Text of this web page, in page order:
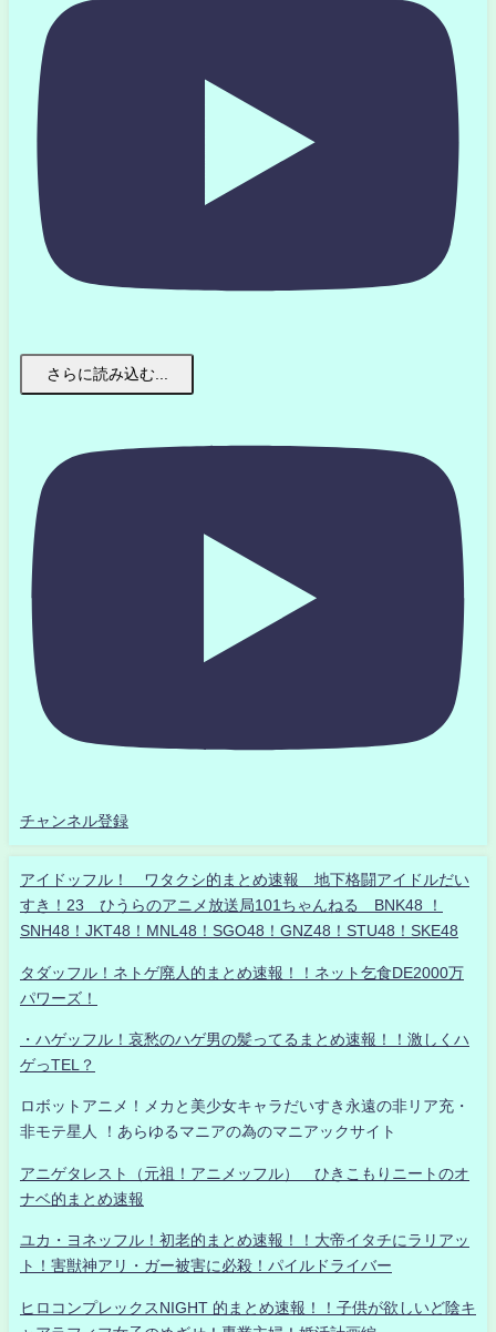
さらに読み込む...
チャンネル登録
アイドッフル！ ワタクシ的まとめ速報 地下格闘アイドルだい
すき！23 ひうらのアニメ放送局101ちゃんねる BNK48 ！
SNH48！JKT48！MNL48！SGO48！GNZ48！STU48！SKE48
タダッフル！ネトゲ廃人的まとめ速報！！ネット乞食DE2000万
パワーズ！
・ハゲッフル！哀愁のハゲ男の髪ってるまとめ速報！！激しくハ
ゲっTEL？
ロボットアニメ！メカと美少女キャラだいすき永遠の非リア充・
非モテ星人 ！あらゆるマニアの為のマニアックサイト
アニゲタレスト（元祖！アニメッフル） ひきこもりニートのオ
ナベ的まとめ速報
ユカ・ヨネッフル！初老的まとめ速報！！大帝イタチにラリアッ
ト！害獣神アリ・ガー被害に必殺！パイルドライバー
ヒロコンプレックスNIGHT 的まとめ速報！！子供が欲しいど陰キ